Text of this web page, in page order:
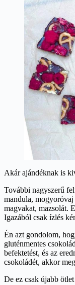
Akár ajándéknak is
További nagyszerű
mandula,
magvakat, mazsolát.
Igazából csak ízlés
Én azt gondolom,
gluténmentes
befektetést, és az
csokoládét, akkor
De ez csak újabb